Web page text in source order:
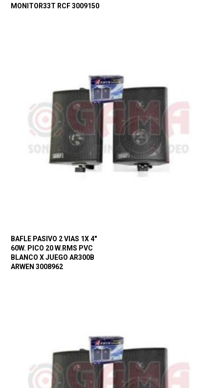
MONITOR33T RCF 3009150
BAFLE PASIVO 2 VIAS 1X 4″
60W. PICO 20 W.RMS PVC
BLANCO X JUEGO AR300B
ARWEN 3008962